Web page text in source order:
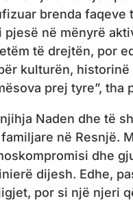
brenda
pjesë në mënyrë
të drejtën, por
kulturën,
prej tyre”, tha
Naden dhe të
në Resnjë.
dhe
dijesh. Edhe,
por si një njeri